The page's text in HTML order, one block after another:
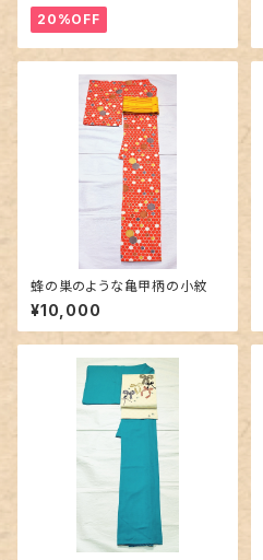
20%OFF
蜂の巣のような亀甲柄の小紋
¥10,000